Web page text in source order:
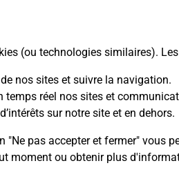
(ou technologies similaires).
nos sites et suivre la navigation.
temps réel nos sites et
sur notre site et en dehors.
pas accepter et fermer" vous
moment ou obtenir plus